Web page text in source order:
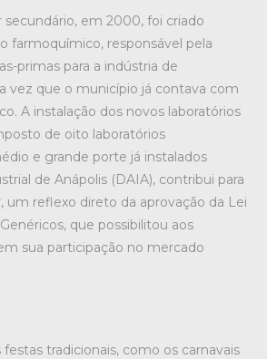
secundário, em 2000, foi criado
farmoquímico, responsável pela
primas para a indústria de
vez que o município já contava com
A instalação dos novos laboratórios
de oito laboratórios
e grande porte já instalados
de Anápolis (DAIA), contribui para
um reflexo direto da aprovação da Lei
que possibilitou aos
sua participação no mercado
tradicionais, como os carnavais